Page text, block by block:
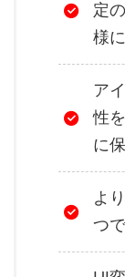
定
様
ア
性
に
よ
つ